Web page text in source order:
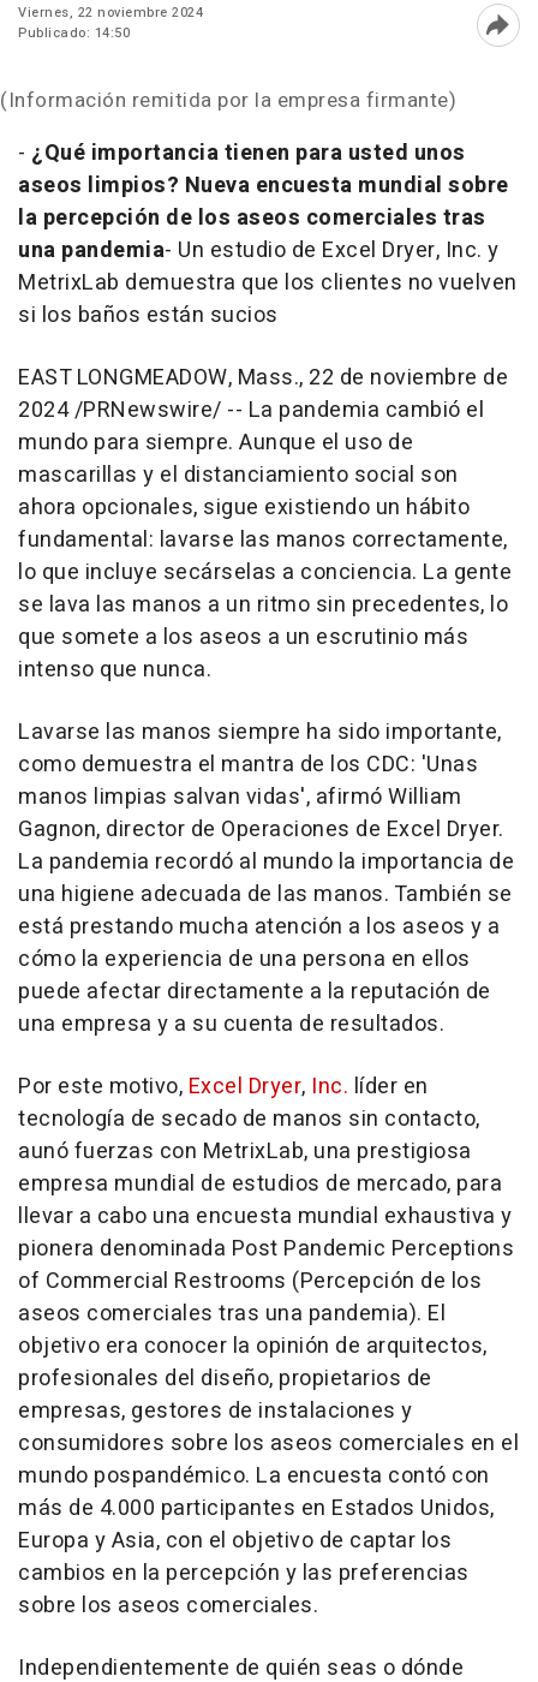
Viernes, 22 noviembre 2024
Publicado: 14:50
(Información remitida por la empresa firmante)
- ¿Qué importancia tienen para usted unos
aseos limpios? Nueva encuesta mundial sobre
la percepción de los aseos comerciales tras
una pandemia- Un estudio de Excel Dryer, Inc. y
MetrixLab demuestra que los clientes no vuelven
si los baños están sucios
EAST LONGMEADOW, Mass., 22 de noviembre de
2024/PRNewswire/ -- La pandemia cambió el
mundo para siempre. Aunque el uso de
mascarillas y el distanciamiento social son
ahora opcionales, sigue existiendo un hábito
fundamental: lavarse las manos correctamente,
lo que incluye secárselas a conciencia. La gente
se lava las manos a un ritmo sin precedentes, lo
que somete a los aseos a un escrutinio más
intenso que nunca.
Lavarse las manos siempre ha sido importante,
como demuestra el mantra de los CDC: 'Unas
manos limpias salvan vidas', afirmóWilliam
Gagnon, director de Operaciones de Excel Dryer.
La pandemia recordó al mundo la importancia de
una higiene adecuada de las manos. También se
está prestando mucha atención a los aseos y a
cómo la experiencia de una persona en ellos
puede afectar directamente a la reputación de
una empresa y a su cuenta de resultados.
Por este motivo, Excel Dryer, Inc. líder en
tecnología de secado de manos sin contacto,
aunó fuerzas con MetrixLab, una prestigiosa
empresa mundial de estudios de mercado, para
llevar a cabo una encuesta mundial exhaustiva y
pionera denominada Post Pandemic Perceptions
of Commercial Restrooms (Percepción de los
aseos comerciales tras una pandemia). El
objetivo era conocer la opinión de arquitectos,
profesionales del diseño, propietarios de
empresas, gestores de instalaciones y
consumidores sobre los aseos comerciales en el
mundo pospandémico. La encuesta contó con
más de 4.000 participantes en Estados Unidos,
Europa yAsia, con el objetivo de captar los
cambios en la percepción y las preferencias
sobre los aseos comerciales.
Independientemente de quién seas o dónde